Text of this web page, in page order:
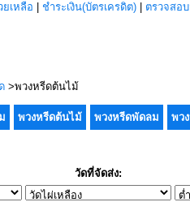
เหลือ ชำระเงิน(บัตรเครดิต) ตรวจสอ
>พวงหรีดต้นไม้
พวงหรีดต้นไม้ พวงหรีดพัดลม พว
วัดที่จัดส่ง: